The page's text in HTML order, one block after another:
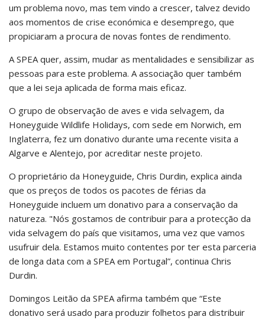
um problema novo, mas tem vindo a crescer, talvez devido
aos momentos de crise económica e desemprego, que
propiciaram a procura de novas fontes de rendimento.
A SPEA quer, assim, mudar as mentalidades e sensibilizar as
pessoas para este problema. A associação quer também
que a lei seja aplicada de forma mais eficaz.
O grupo de observação de aves e vida selvagem, da
Honeyguide Wildlife Holidays, com sede em Norwich, em
Inglaterra, fez um donativo durante uma recente visita a
Algarve e Alentejo, por acreditar neste projeto.
O proprietário da Honeyguide, Chris Durdin, explica ainda
que os preços de todos os pacotes de férias da
Honeyguide incluem um donativo para a conservação da
natureza. "Nós gostamos de contribuir para a protecção da
vida selvagem do país que visitamos, uma vez que vamos
usufruir dela. Estamos muito contentes por ter esta parceria
de longa data com a SPEA em Portugal”, continua Chris
Durdin.
Domingos Leitão da SPEA afirma também que “Este
donativo será usado para produzir folhetos para distribuir